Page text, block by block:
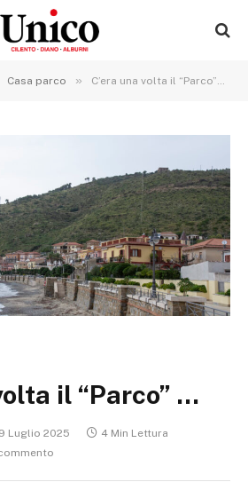
Casa parco » C’era una volta il “Parco” …
il “Parco” …
Luglio 2025
4 Min Lettura